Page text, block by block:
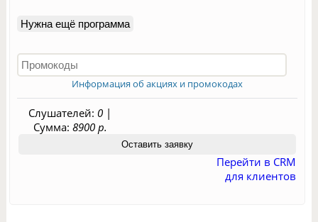
Нужна ещё программа
Информация об акциях и промокодах
Слушателей: 0 |
Сумма: 8900 р.
Перейти в CRM
для клиентов